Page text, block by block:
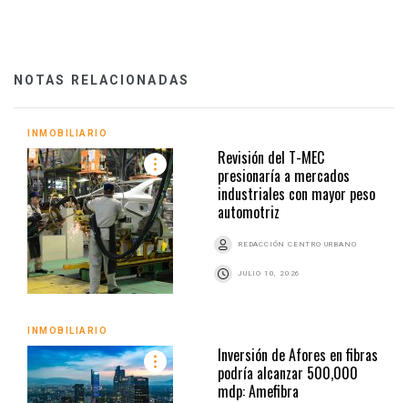
NOTAS RELACIONADAS
INMOBILIARIO
Revisión del T-MEC
presionaría a mercados
industriales con mayor peso
automotriz
REDACCIÓN CENTRO URBANO
JULIO 10, 2026
INMOBILIARIO
Inversión de Afores en fibras
podría alcanzar 500,000
mdp: Amefibra